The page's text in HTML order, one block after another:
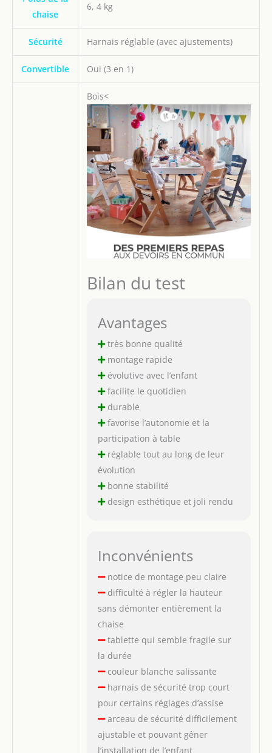
chaise
6, 4 kg
Sécurité Harnais réglable (avec ajustements)
Convertible Oui (3 en 1)
Bois<
Bilan du test
Avantages
très bonne qualité
montage rapide
évolutive avec l’enfant
facilite le quotidien
durable
favorise l’autonomie et la
participation à table
réglable tout au long de leur
évolution
bonne stabilité
design esthétique et joli rendu
Inconvénients
notice de montage peu claire
difficulté à régler la hauteur
sans démonter entièrement la
chaise
tablette qui semble fragile sur
la durée
couleur blanche salissante
harnais de sécurité trop court
pour certains réglages d’assise
arceau de sécurité difficilement
ajustable et pouvant gêner
l’installation de l’enfant